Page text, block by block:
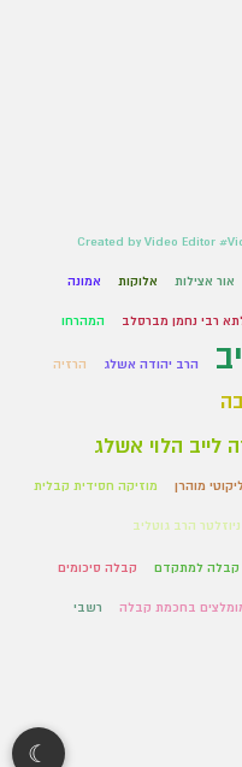
Created by Video Editor
אור אצילות אלוקות אמונה
רבי נחמן מברסלב המהרחו
הרב יהודה אשלג הרזיה
לייב הלוי אשלג
מוהרן מוזיקה חסידית קבלית
ניוזלטר הרב גוטליב
קבלה למתקדם קבלה סיכומים
בחכמת קבלה רשבי
☾